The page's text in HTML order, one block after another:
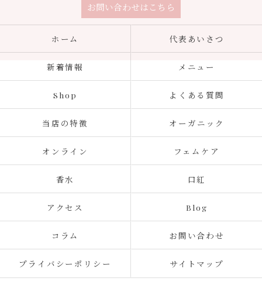
お問い合わせはこちら
ホーム 代表あいさつ
新着情報 メニュー
Shop よくある質問
当店の特徴 オーガニック
オンライン フェムケア
香水 口紅
アクセス Blog
コラム お問い合わせ
プライバシーポリシー サイトマップ